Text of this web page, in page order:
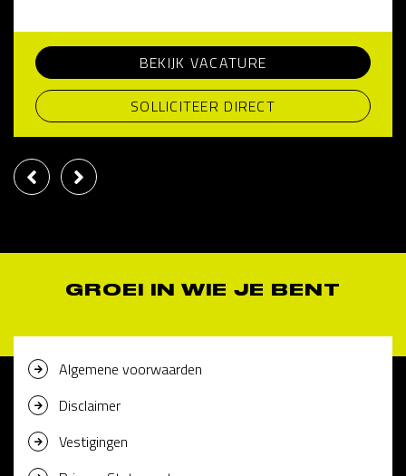
BEKIJK VACATURE
SOLLICITEER DIRECT
GROEI IN WIE JE BENT
Algemene voorwaarden
Disclaimer
Vestigingen